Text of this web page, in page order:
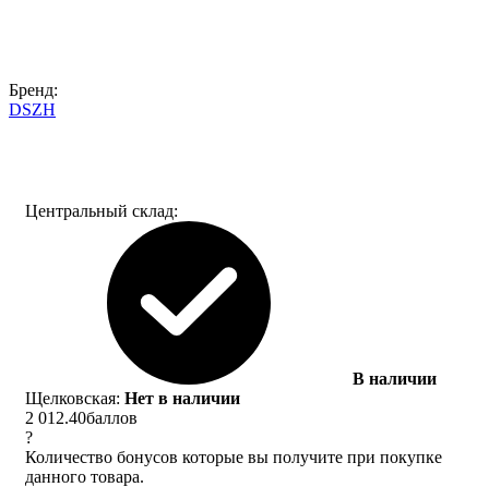
Бренд:
DSZH
Центральный склад:
В наличии
Щелковская: Нет в наличии
2 012.40баллов
?
Количество бонусов которые вы получите при покупке
данного товара.